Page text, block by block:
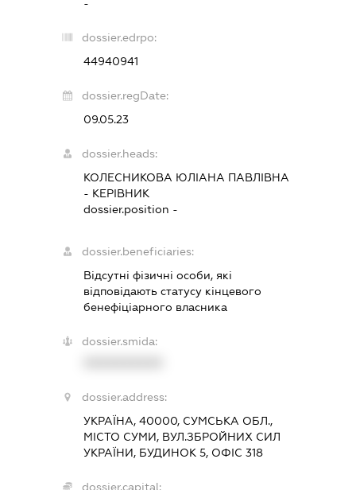
-
dossier.edrpo:
44940941
dossier.regDate:
09.05.23
dossier.heads:
КОЛЕСНИКОВА ЮЛІАНА ПАВЛІВНА
- КЕРІВНИК
dossier.position -
dossier.beneficiaries:
Відсутні фізичні особи, які
відповідають статусу кінцевого
бенефіціарного власника
dossier.smida:
dossier.address:
УКРАЇНА, 40000, СУМСЬКА ОБЛ.,
МІСТО СУМИ, ВУЛ.ЗБРОЙНИХ СИЛ
УКРАЇНИ, БУДИНОК 5, ОФІС 318
dossier.capital: